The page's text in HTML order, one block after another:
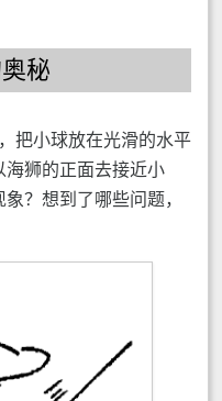
秘
把小球放在光滑的水平
海狮的正面去接近小
？想到了哪些问题，